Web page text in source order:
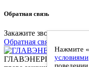
Обратная связь
Закажите звонок и наш
Обратная связь
ГЛАВЭНЕРГО-ЖБИ -
Нажмите
условиями